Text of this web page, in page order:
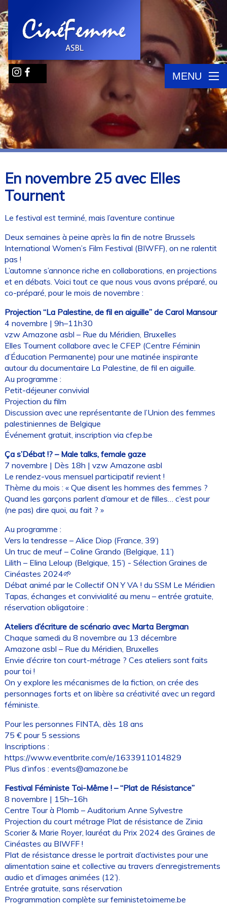
MENU
En novembre 25 avec Elles
Tournent
Le festival est terminé, mais l’aventure continue
Deux semaines à peine après la fin de notre Brussels
International Women’s Film Festival (BIWFF), on ne ralentit
pas !
L’automne s’annonce riche en collaborations, en projections
et en débats. Voici tout ce que nous vous avons préparé, ou
co-préparé, pour le mois de novembre :
Projection “La Palestine, de fil en aiguille” de Carol Mansour
4 novembre | 9h–11h30
vzw Amazone asbl – Rue du Méridien, Bruxelles
Elles Tournent collabore avec le CFEP (Centre Féminin
d’Éducation Permanente) pour une matinée inspirante
autour du documentaire La Palestine, de fil en aiguille.
Au programme :
Petit-déjeuner convivial
Projection du film
Discussion avec une représentante de l’Union des femmes
palestiniennes de Belgique
Événement gratuit, inscription via cfep.be
Ça s’Débat !? – Male talks, female gaze
7 novembre | Dès 18h | vzw Amazone asbl
Le rendez-vous mensuel participatif revient !
Thème du mois : « Que disent les hommes des femmes ?
Quand les garçons parlent d’amour et de filles… c’est pour
(ne pas) dire quoi, au fait ? »
Au programme :
Vers la tendresse – Alice Diop (France, 39’)
Un truc de meuf – Coline Grando (Belgique, 11’)
Lilith – Elina Leloup (Belgique, 15’) - Sélection Graines de
Cinéastes 2024🌱
Débat animé par le Collectif ON Y VA ! du SSM Le Méridien
Tapas, échanges et convivialité au menu – entrée gratuite,
réservation obligatoire :
Ateliers d’écriture de scénario avec Marta Bergman
Chaque samedi du 8 novembre au 13 décembre
Amazone asbl – Rue du Méridien, Bruxelles
Envie d’écrire ton court-métrage ? Ces ateliers sont faits
pour toi !
On y explore les mécanismes de la fiction, on crée des
personnages forts et on libère sa créativité avec un regard
féministe.
Pour les personnes FINTA, dès 18 ans
75 € pour 5 sessions
Inscriptions :
https://www.eventbrite.com/e/1633911014829
Plus d’infos : events@amazone.be
Festival Féministe Toi-Même ! – “Plat de Résistance”
8 novembre | 15h–16h
Centre Tour à Plomb – Auditorium Anne Sylvestre
Projection du court métrage Plat de résistance de Zinia
Scorier & Marie Royer, lauréat du Prix 2024 des Graines de
Cinéastes au BIWFF !
Plat de résistance dresse le portrait d’activistes pour une
alimentation saine et collective au travers d’enregistrements
audio et d’images animées (12’).
Entrée gratuite, sans réservation
Programmation complète sur feministetoimeme.be